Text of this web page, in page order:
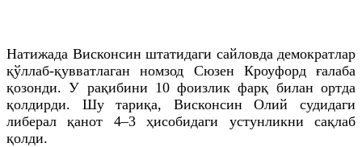
Натижада Висконсин штатидаги сайловда демократлар
қўллаб-қувватлаган номзод Сюзен Кроуфорд ғалаба
қозонди. У рақибини 10 фоизлик фарқ билан ортда
қолдирди. Шу тариқа, Висконсин Олий судидаги
либерал қанот 4–3 ҳисобидаги устунликни сақлаб
қолди.